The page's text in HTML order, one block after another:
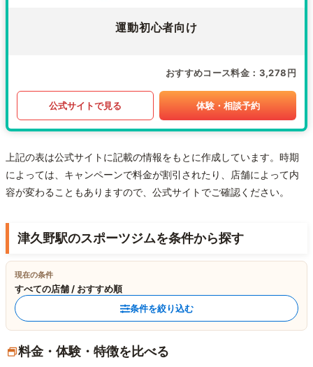
運動初心者向け
おすすめコース料金 3,278円
公式サイトで見る 体験・相談予約
上記の表は公式サイトに記載の情報をもとに作成しています。時期
によっては、キャンペーンで料金が割引されたり、店舗によって内
容が変わることもありますので、公式サイトでご確認ください。
津久野駅のスポーツジムを条件から探す
現在の条件
すべての店舗 / おすすめ順
条件を絞り込む
料金・体験・特徴を比べる